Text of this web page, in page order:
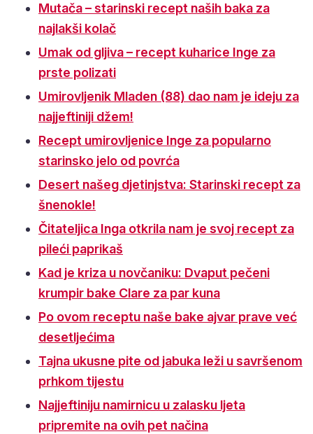
Mutača – starinski recept naših baka za
najlakši kolač
Umak od gljiva – recept kuharice Inge za
prste polizati
Umirovljenik Mladen (88) dao nam je ideju za
najjeftiniji džem!
Recept umirovljenice Inge za popularno
starinsko jelo od povrća
Desert našeg djetinjstva: Starinski recept za
šnenokle!
Čitateljica Inga otkrila nam je svoj recept za
pileći paprikaš
Kad je kriza u novčaniku: Dvaput pečeni
krumpir bake Clare za par kuna
Po ovom receptu naše bake ajvar prave već
desetljećima
Tajna ukusne pite od jabuka leži u savršenom
prhkom tijestu
Najjeftiniju namirnicu u zalasku ljeta
pripremite na ovih pet načina